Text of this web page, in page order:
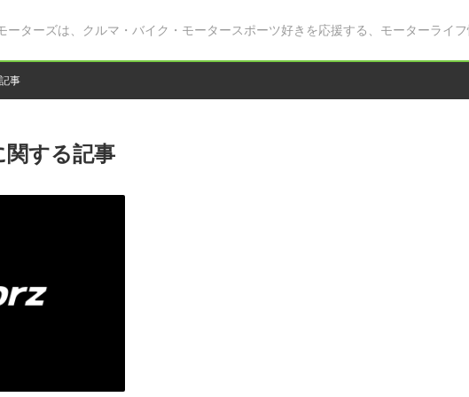
ーターズは、クルマ・バイク・モータースポーツ好きを応援する、モーターライフ
事
関する記事